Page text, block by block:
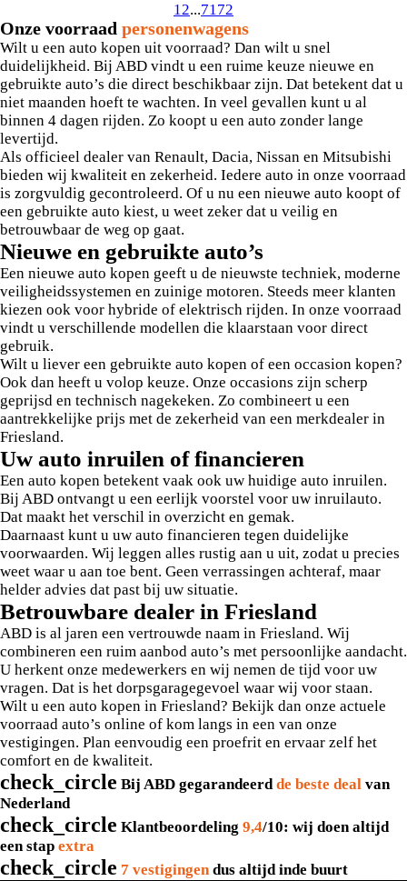
12...7172
Onze voorraad personenwagens
Wilt u een auto kopen uit voorraad? Dan wilt u snel
duidelijkheid. Bij ABD vindt u een ruime keuze nieuwe en
gebruikte auto’s die direct beschikbaar zijn. Dat betekent dat u
niet maanden hoeft te wachten. In veel gevallen kunt u al
binnen 4 dagen rijden. Zo koopt u een auto zonder lange
levertijd.
Als officieel dealer van Renault, Dacia, Nissan en Mitsubishi
bieden wij kwaliteit en zekerheid. Iedere auto in onze voorraad
is zorgvuldig gecontroleerd. Of u nu een nieuwe auto koopt of
een gebruikte auto kiest, u weet zeker dat u veilig en
betrouwbaar de weg op gaat.
Nieuwe en gebruikte auto’s
Een nieuwe auto kopen geeft u de nieuwste techniek, moderne
veiligheidssystemen en zuinige motoren. Steeds meer klanten
kiezen ook voor hybride of elektrisch rijden. In onze voorraad
vindt u verschillende modellen die klaarstaan voor direct
gebruik.
Wilt u liever een gebruikte auto kopen of een occasion kopen?
Ook dan heeft u volop keuze. Onze occasions zijn scherp
geprijsd en technisch nagekeken. Zo combineert u een
aantrekkelijke prijs met de zekerheid van een merkdealer in
Friesland.
Uw auto inruilen of financieren
Een auto kopen betekent vaak ook uw huidige auto inruilen.
Bij ABD ontvangt u een eerlijk voorstel voor uw inruilauto.
Dat maakt het verschil in overzicht en gemak.
Daarnaast kunt u uw auto financieren tegen duidelijke
voorwaarden. Wij leggen alles rustig aan u uit, zodat u precies
weet waar u aan toe bent. Geen verrassingen achteraf, maar
helder advies dat past bij uw situatie.
Betrouwbare dealer in Friesland
ABD is al jaren een vertrouwde naam in Friesland. Wij
combineren een ruim aanbod auto’s met persoonlijke aandacht.
U herkent onze medewerkers en wij nemen de tijd voor uw
vragen. Dat is het dorpsgaragegevoel waar wij voor staan.
Wilt u een auto kopen in Friesland? Bekijk dan onze actuele
voorraad auto’s online of kom langs in een van onze
vestigingen. Plan eenvoudig een proefrit en ervaar zelf het
comfort en de kwaliteit.
check_circle Bij ABD gegarandeerdde beste deal van
Nederland
check_circle Klantbeoordeling 9,4/10: wij doen altijd
een stap extra
check_circle 7 vestigingendus altijd inde buurt